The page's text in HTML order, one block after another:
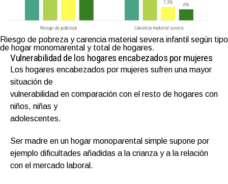
Riesgo de pobreza y carencia material severa infantil según tipo
de hogar monomarental y total de hogares.
Vulnerabilidad de los hogares encabezados por mujeres
Los hogares encabezados por mujeres sufren una mayor
situación de
vulnerabilidad en comparación con el resto de hogares con
niños, niñas y
adolescentes.
Ser madre en un hogar monoparental simple supone por
ejemplo dificultades añadidas a la crianza y a la relación
con el mercado laboral.